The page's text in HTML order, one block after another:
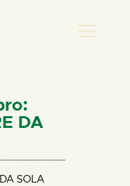
DA
SOLA